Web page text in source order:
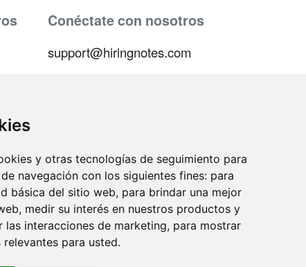
y otras tecnologías de seguimiento para
navegación con los siguientes fines: para
básica del sitio web, para brindar una mejor
, medir su interés en nuestros productos y
las interacciones de marketing, para mostrar
relevantes para usted.
Conéctate con nosotros
support@hiringnotes.com